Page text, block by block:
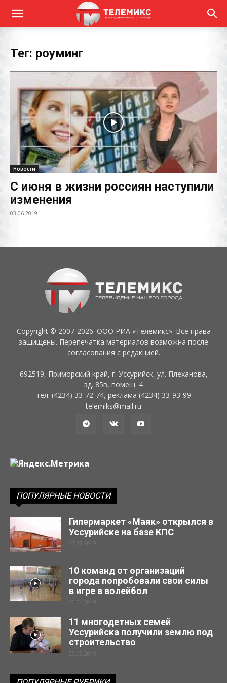
Тег: роуминг
Новости
С июня в жизни россиян наступили
изменения
03.06.2019
Copyright © 2007-2026. ООО РИА «Телемикс». Все права
защищены. Перепечатка материалов возможна после
согласования с редакцией.
692519, Приморский край, г. Уссурийск, ул. Плеханова,
зд. 85в, помещ. 4
тел. (4234) 33-72-74, реклама (4234) 33-93-99
telemiks@mail.ru
ПОПУЛЯРНЫЕ НОВОСТИ
Гипермаркет «Маяк» открылся в
Уссурийске на базе КПС
23.12.2019
10 команд от организаций
города попробовали свои силы
в игре в волейбол
30.04.2019
11 многодетных семей
Уссурийска получили землю под
строительство
29.03.2019